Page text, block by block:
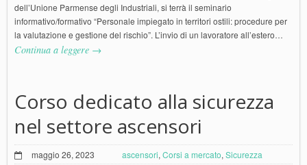
dell’Unione Parmense degli Industriali, si terrà il seminario
informativo/formativo “Personale impiegato in territori ostili: procedure per
la valutazione e gestione del rischio”. L’invio di un lavoratore all’estero…
Continua a leggere →
Corso dedicato alla sicurezza
nel settore ascensori
maggio 26, 2023 ascensori, Corsi a mercato, Sicurezza